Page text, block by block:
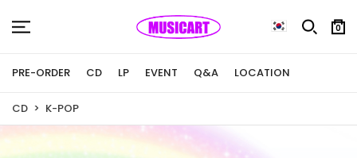
0
PRE-ORDER CD LP EVENT Q&A LOCATION
CD K-POP